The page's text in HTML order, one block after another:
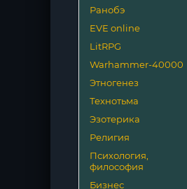
Ранобэ
EVE online
LitRPG
Warhammer-40000
Этногенез
Технотьма
Эзотерика
Религия
Психология,
философия
Бизнес